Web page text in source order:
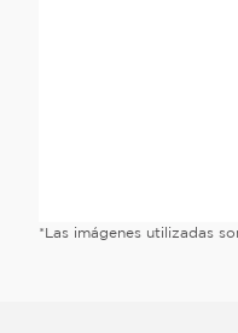
*Las imágenes utilizadas